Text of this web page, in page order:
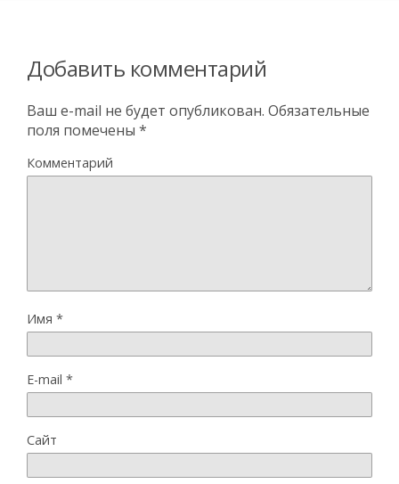
Добавить комментарий
Ваш e-mail не будет опубликован. Обязательные
поля помечены *
Комментарий
Имя *
E-mail *
Сайт